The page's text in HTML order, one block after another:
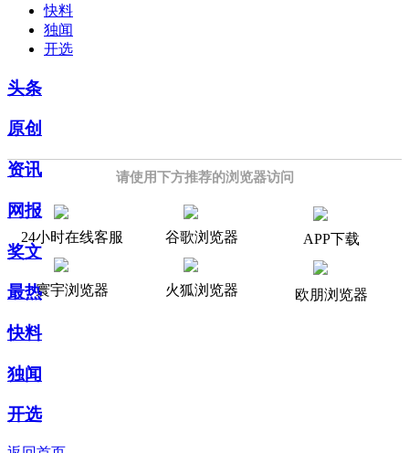
请使用下方推荐的浏览器访问
24小时在线客服 谷歌浏览器 APP下载
寰宇浏览器 火狐浏览器 欧朋浏览器
快料
独闻
开选
头条
原创
资讯
网报
奖文
最热
快料
独闻
开选